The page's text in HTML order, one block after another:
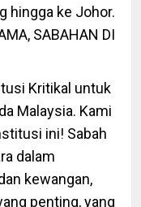
hingga ke Johor.
SABAHAN DI
Kritikal untuk
Malaysia. Kami
ini! Sabah
dalam
kewangan,
penting, yang